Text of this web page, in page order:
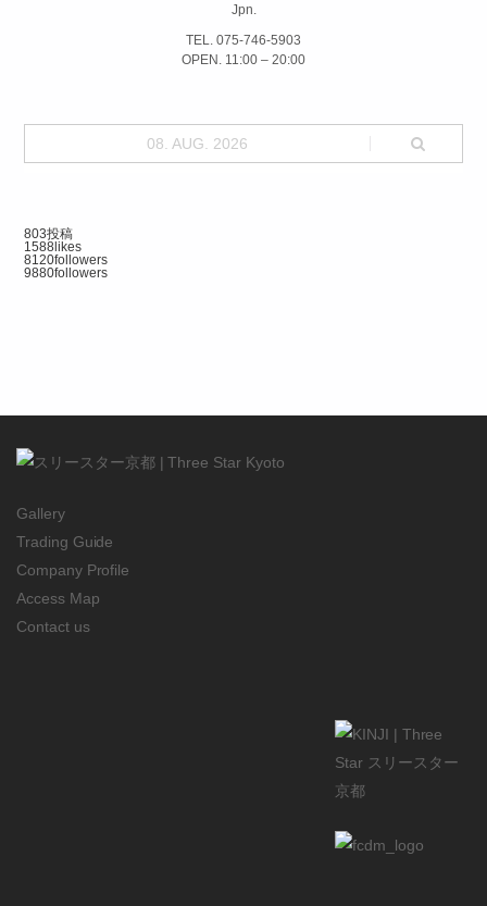
Jpn.
TEL. 075-746-5903
OPEN. 11:00 – 20:00
08. AUG. 2026
803投稿
1588likes
8120followers
9880followers
Gallery
Trading Guide
Company Profile
Access Map
Contact us